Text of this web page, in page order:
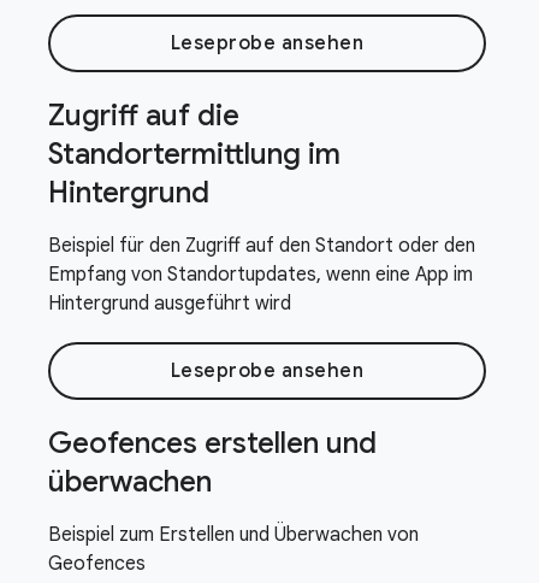
Leseprobe ansehen
Zugriff auf die
Standortermittlung im
Hintergrund
Beispiel für den Zugriff auf den Standort oder den
Empfang von Standortupdates, wenn eine App im
Hintergrund ausgeführt wird
Leseprobe ansehen
Geofences erstellen und
überwachen
Beispiel zum Erstellen und Überwachen von
Geofences